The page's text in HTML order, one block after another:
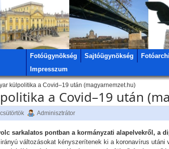
Fotóügynökség Sajtóügynökség
Impresszum
külpolitika a Covid–19 után (magyarnemzet.hu)
a Covid–19 után
Adminisztrátor
sarkalatos pontban a kormányzati alapelvekről, a
változásokat kényszerítenek ki a koronavírus